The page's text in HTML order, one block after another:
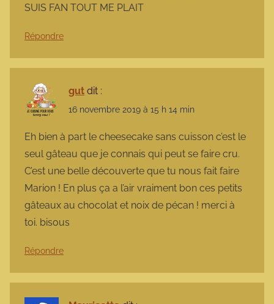
SUIS FAN TOUT ME PLAIT
Répondre
gut dit :
16 novembre 2019 à 15 h 14 min
Eh bien à part le cheesecake sans cuisson c’est le
seul gâteau que je connais qui peut se faire cru.
C’est une belle découverte que tu nous fait faire
Marion ! En plus ça a l’air vraiment bon ces petits
gâteaux au chocolat et noix de pécan ! merci à
toi. bisous
Répondre